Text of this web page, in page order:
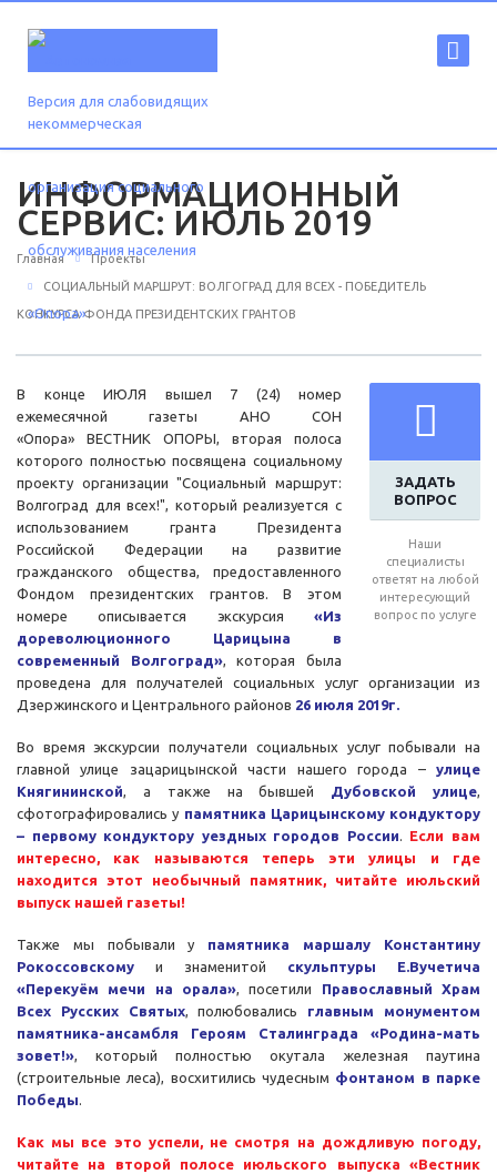
Версия для слабовидящих
ИНФОРМАЦИОННЫЙ
СЕРВИС: ИЮЛЬ 2019
Главная Проекты
СОЦИАЛЬНЫЙ МАРШРУТ: ВОЛГОГРАД ДЛЯ ВСЕХ - ПОБЕДИТЕЛЬ
КОНКУРСА ФОНДА ПРЕЗИДЕНТСКИХ ГРАНТОВ
ЗАДАТЬ
ВОПРОС
Наши
специалисты
ответят на любой
интересующий
вопрос по услуге
В конце ИЮЛЯ вышел 7 (24) номер
ежемесячной газеты АНО СОН
«Опора» ВЕСТНИК ОПОРЫ, вторая полоса
которого полностью посвящена социальному
проекту организации "Социальный маршрут:
Волгоград для всех!", который реализуется с
использованием гранта Президента
Российской Федерации на развитие
гражданского общества, предоставленного
Фондом президентских грантов. В этом
номере описывается экскурсия «Из
дореволюционного Царицына в
современный Волгоград», которая была
проведена для получателей социальных услуг организации из
Дзержинского и Центрального районов 26 июля 2019г.
Во время экскурсии получатели социальных услуг побывали на
главной улице зацарицынской части нашего города – улице
Княгининской, а также на бывшей Дубовской улице,
сфотографировались у памятника Царицынскому кондуктору
– первому кондуктору уездных городов России. Если вам
интересно, как называются теперь эти улицы и где
находится этот необычный памятник, читайте июльский
выпуск нашей газеты!
Также мы побывали у памятника маршалу Константину
Рокоссовскому и знаменитой скульптуры Е.Вучетича
«Перекуём мечи на орала», посетили Православный Храм
Всех Русских Святых, полюбовались главным монументом
памятника-ансамбля Героям Сталинграда «Родина-мать
зовет!», который полностью окутала железная паутина
(строительные леса), восхитились чудесным фонтаном в парке
Победы.
Как мы все это успели, не смотря на дождливую погоду,
читайте на второй полосе июльского выпуска «Вестник